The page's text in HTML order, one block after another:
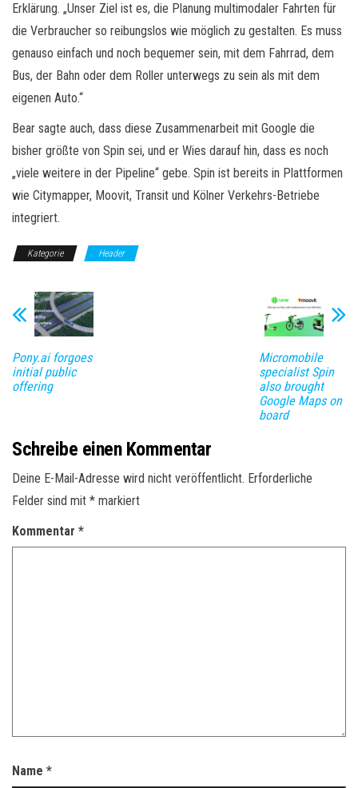
Erklärung. „Unser Ziel ist es, die Planung multimodaler Fahrten für
die Verbraucher so reibungslos wie möglich zu gestalten. Es muss
genauso einfach und noch bequemer sein, mit dem Fahrrad, dem
Bus, der Bahn oder dem Roller unterwegs zu sein als mit dem
eigenen Auto.“
Bear sagte auch, dass diese Zusammenarbeit mit Google die
bisher größte von Spin sei, und er Wies darauf hin, dass es noch
„viele weitere in der Pipeline“ gebe. Spin ist bereits in Plattformen
wie Citymapper, Moovit, Transit und Kölner Verkehrs-Betriebe
integriert.
Kategorie Header
Pony.ai forgoes
initial public
offering
Micromobile
specialist Spin
also brought
Google Maps on
board
Schreibe einen Kommentar
Deine E-Mail-Adresse wird nicht veröffentlicht. Erforderliche
Felder sind mit * markiert
Kommentar *
Name *